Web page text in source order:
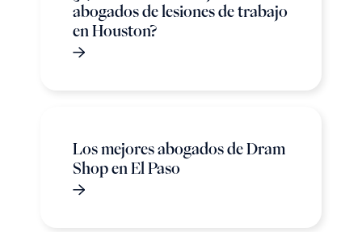
abogados de lesiones de trabajo
en Houston?
Los mejores abogados de Dram
Shop en El Paso